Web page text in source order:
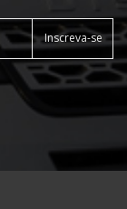
Inscreva-se